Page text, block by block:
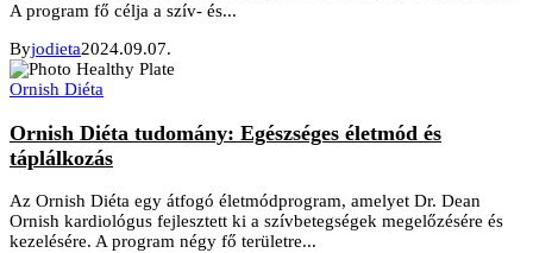
A program fő célja a szív- és...
Byjodieta2024.09.07.
Ornish Diéta
Ornish Diéta tudomány: Egészséges életmód és
táplálkozás
Az Ornish Diéta egy átfogó életmódprogram, amelyet Dr. Dean
Ornish kardiológus fejlesztett ki a szívbetegségek megelőzésére és
kezelésére. A program négy fő területre...